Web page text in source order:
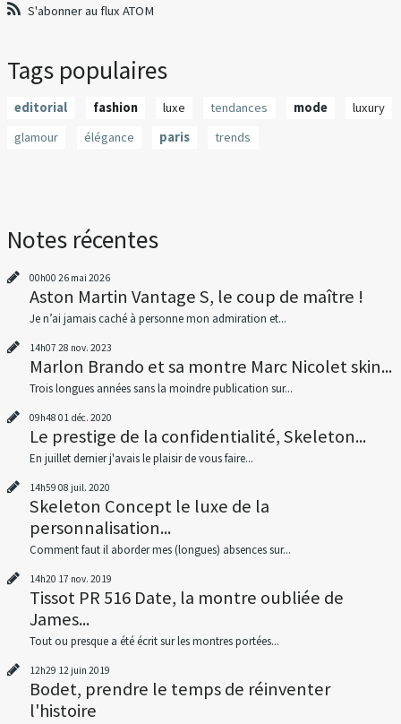
S'abonner au flux ATOM
Tags populaires
editorial fashion luxe tendances mode
luxury
glamour
élégance paris trends
Notes récentes
00h00 26 mai 2026
Aston Martin Vantage S, le coup de maître !
Je n’ai jamais caché à personne mon admiration et...
14h07 28 nov. 2023
Marlon Brando et sa montre Marc Nicolet skin...
Trois longues années sans la moindre publication sur...
09h48 01 déc. 2020
Le prestige de la confidentialité, Skeleton...
En juillet dernier j'avais le plaisir de vous faire...
14h59 08 juil. 2020
Skeleton Concept le luxe de la
personnalisation...
Comment faut il aborder mes (longues) absences sur...
14h20 17 nov. 2019
Tissot PR 516 Date, la montre oubliée de
James...
Tout ou presque a été écrit sur les montres portées...
12h29 12 juin 2019
Bodet, prendre le temps de réinventer
l'histoire